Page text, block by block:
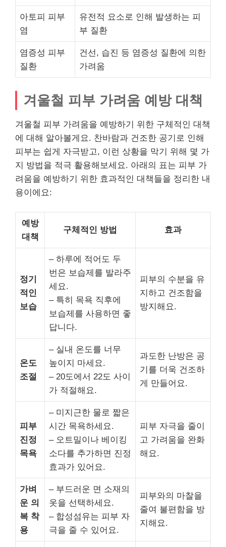
아토피 피부
염
유전적 요소로 인해 발생하는 피
부 질환
염증성 피부
질환
건선, 습진 등 염증성 질환에 의한
가려움
겨울철 피부 가려움 예방 대책
겨울철 피부 가려움을 예방하기 위한 구체적인 대책
에 대해 알아볼게요. 찬바람과 건조한 공기로 인해
피부는 쉽게 자극받고, 이런 상황을 막기 위해 몇 가
지 방법을 적극 활용해보세요. 아래의 표는 피부 가
려움을 예방하기 위한 효과적인 대책들을 정리한 내
용이에요:
예방
대책
구체적인 방법 효과
정기
적인
보습
– 하루에 적어도 두
번은 보습제를 발라주
세요.
– 특히 목욕 직후에
보습제를 사용하면 좋
답니다.
피부의 수분을 유
지하고 건조함을
방지해요.
온도
조절
– 실내 온도를 너무
높이지 마세요.
– 20도에서 22도 사이
가 적절해요.
과도한 난방은 공
기를 더욱 건조하
게 만들어요.
피부
진정
목욕
– 미지근한 물로 짧은
시간 목욕하세요.
– 오트밀이나 베이킹
소다를 추가하면 진정
효과가 있어요.
피부 자극을 줄이
고 가려움을 완화
해요.
가벼
운 의
복 착
용
– 부드러운 면 소재의
옷을 선택하세요.
– 합성섬유는 피부 자
극을 줄 수 있어요.
피부와의 마찰을
줄여 불편함을 방
지해요.